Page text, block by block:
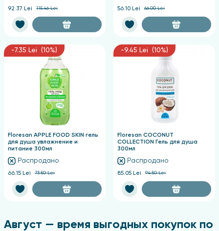
92.37 Lei 115.46 Lei 56.10 Lei 66.00 Lei
-7.35 Lei (10%)
Floresan APPLE FOOD SKIN гель
для душа увлажнение и
питание 300мл
Распродано
66.15 Lei 73.50 Lei
-9.45 Lei (10%)
Floresan COCONUT
COLLECTION Гель для душа
300мл
Распродано
85.05 Lei 94.50 Lei
Август — время выгодных покупок по